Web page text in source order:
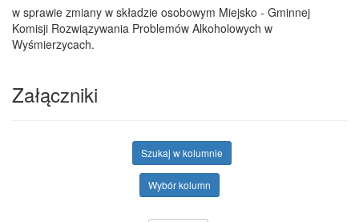
w sprawie zmiany w składzie osobowym Miejsko - Gminnej
Komisji Rozwiązywania Problemów Alkoholowych w
Wyśmierzycach.
Załączniki
Szukaj w kolumnie
Wybór kolumn